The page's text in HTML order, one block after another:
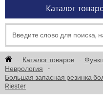
Каталог
Каталог товаров
Неврология
Большая запасная резинка
Riester